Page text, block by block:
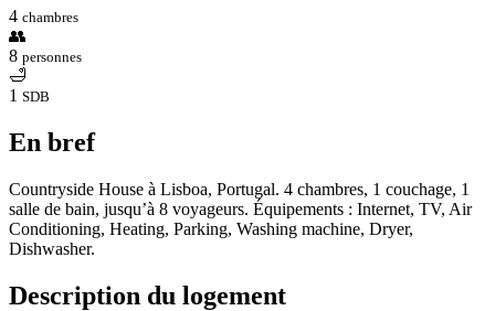
4 chambres
👥
8 personnes
🛁
1 SDB
En bref
Countryside House à Lisboa, Portugal. 4 chambres, 1 couchage, 1
salle de bain, jusqu’à 8 voyageurs. Équipements : Internet, TV, Air
Conditioning, Heating, Parking, Washing machine, Dryer,
Dishwasher.
Description du logement